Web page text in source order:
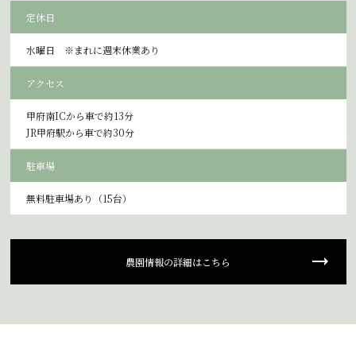
定休日
水曜日 ※まれに週末休業あり
アクセス
甲府南ICから車で約13分
JR甲府駅から車で約30分
駐車場
無料駐車場あり（15台）
農園情報の詳細はこちら